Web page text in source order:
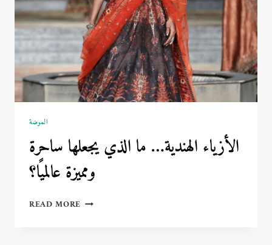
الموضة
الأزياء الهندية… ما الذي يجعلها ساحرة
ومميزة عالميًا؟
READ MORE الأزياء